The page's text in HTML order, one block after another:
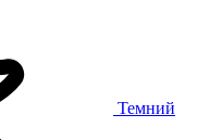
Темний